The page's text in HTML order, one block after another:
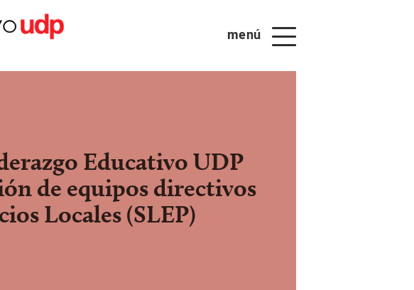
menú
Educativo UDP
de equipos directivos
Locales (SLEP)